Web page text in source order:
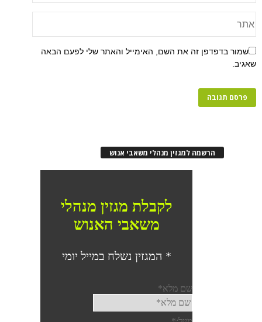
שמור בדפדפן זה את השם, האימייל והאתר שלי לפעם הבאה
שאגיב.
הרשמה למגזין מנהלי משאבי אנוש